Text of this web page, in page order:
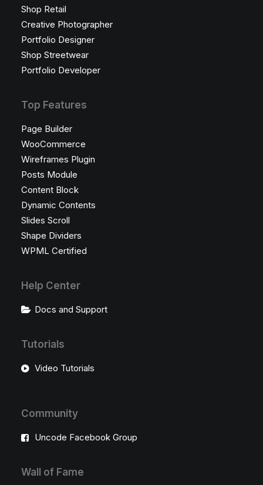
Shop Retail
Creative Photographer
Portfolio Designer
Shop Streetwear
Portfolio Developer
Top Features
Page Builder
WooCommerce
Wireframes Plugin
Posts Module
Content Block
Dynamic Contents
Slides Scroll
Shape Dividers
WPML Certified
Help Center
Docs and Support
Tutorials
Video Tutorials
Community
Uncode Facebook Group
Wall of Fame